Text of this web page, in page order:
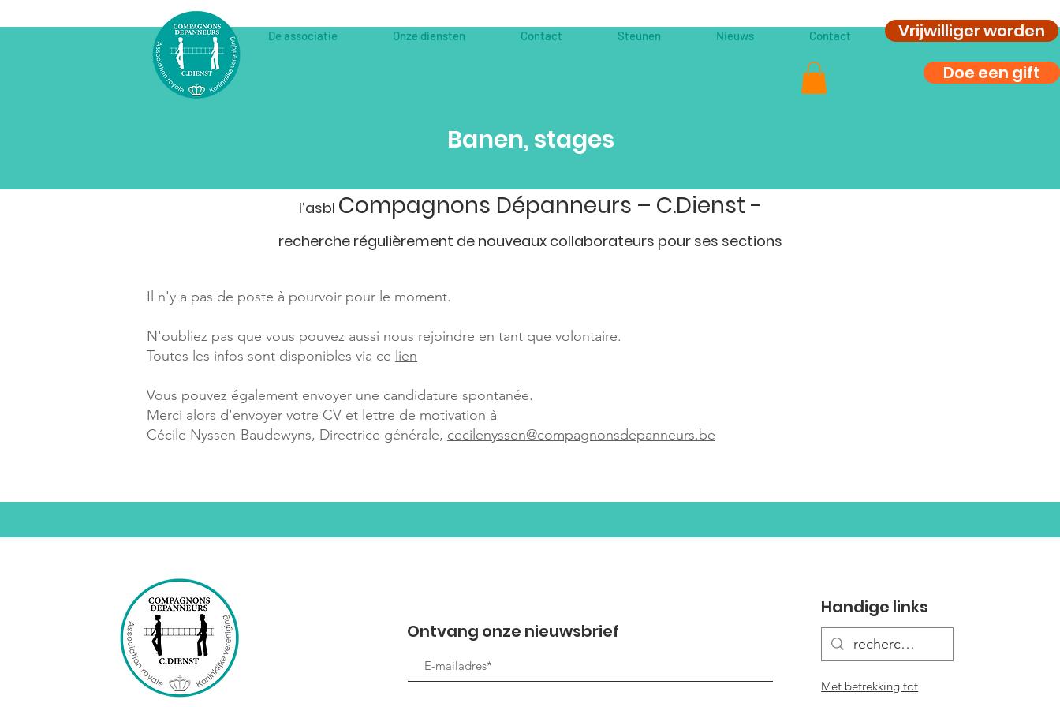
Doe een gift
De associatie Onze diensten Contact Steunen Nieuws Contact Vrijwilliger worden
Banen, stages
l’asbl Compagnons Dépanneurs – C.Dienst -
recherche régulièrement de nouveaux collaborateurs pour ses sections
Il n'y a pas de poste à pourvoir pour le moment.
N'oubliez pas que vous pouvez aussi nous rejoindre en tant que volontaire.
Toutes les infos sont disponibles via ce lien
Vous pouvez également envoyer une candidature spontanée.
Merci alors d'envoyer votre CV et lettre de motivation à
Cécile Nyssen-Baudewyns, Directrice générale, cecilenyssen@compagnonsdepanneurs.be
Handige links
Met betrekking tot
Ontvang onze nieuwsbrief